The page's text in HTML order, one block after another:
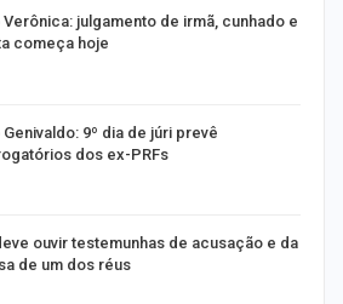
Verônica: julgamento de irmã, cunhado e
começa hoje
Genivaldo: 9º dia de júri prevê
dos ex-PRFs
ouvir testemunhas de acusação e da
de um dos réus